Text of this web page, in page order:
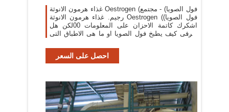
غذاء هرمون الانوثة Oestrogen (فول الصويا) - مجتمع
رجيم. غذاء هرمون الانوثة Oestrogen (فول الصويا)
اشكرك كاتمة الاحزان على المعلومات 00لكن هل
تعرفى كيف يطبخ فول الصويا او ما هى الاطباق التى
احصل على السعر